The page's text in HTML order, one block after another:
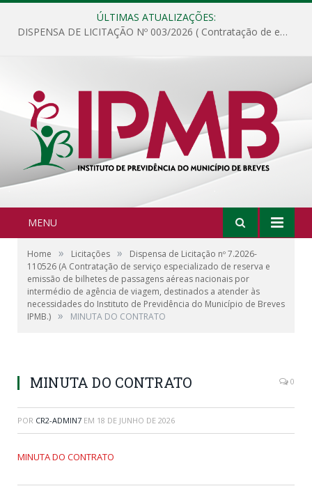
ÚLTIMAS ATUALIZAÇÕES:
DISPENSA DE LICITAÇÃO Nº 003/2026 ( Contratação de empresa para fornecimento de gêneros alimentícios não perecíveis, materiais de expediente, descartáveis, copa e cozinha, para análise e posterior publicação.)
MENU
Home » Licitações »
Dispensa de Licitação nº 7.2026-
110526 (A Contratação de serviço especializado de reserva e
emissão de bilhetes de passagens aéreas nacionais por
intermédio de agência de viagem, destinados a atender às
necessidades do Instituto de Previdência do Município de Breves
IPMB.) » MINUTA DO CONTRATO
MINUTA DO CONTRATO 0
POR CR2-ADMIN7 EM 18 DE JUNHO DE 2026
MINUTA DO CONTRATO